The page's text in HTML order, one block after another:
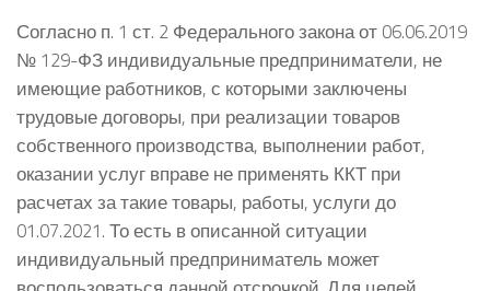
Согласно п. 1 ст. 2 Федерального закона от 06.06.2019
№ 129-ФЗ индивидуальные предприниматели, не
имеющие работников, с которыми заключены
трудовые договоры, при реализации товаров
собственного производства, выполнении работ,
оказании услуг вправе не применять ККТ при
расчетах за такие товары, работы, услуги до
01.07.2021. То есть в описанной ситуации
индивидуальный предприниматель может